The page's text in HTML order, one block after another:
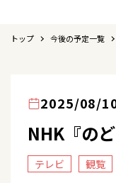
トップ 今後の予定一覧
2025/08/
NHK『のど
テレビ 観覧